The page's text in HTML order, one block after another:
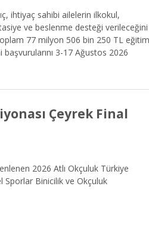
ihtiyaç sahibi ailelerin ilkokul,
ve beslenme desteği verileceğini
77 milyon 506 bin 250 TL eğitim
3-17 Ağustos 2026
Çeyrek Final
2026 Atlı Okçuluk Türkiye
Sporlar Binicilik ve Okçuluk